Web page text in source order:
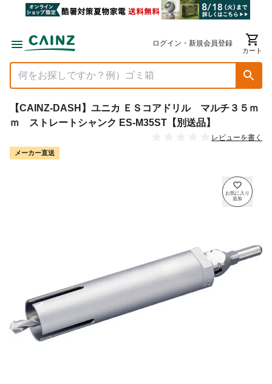
ログイン・新規会員登録
カート
【CAINZ-DASH】ユニカ ＥＳコアドリル マルチ３５ｍ
ｍ ストレートシャンク ES-M35ST【別送品】
レビューを書く
メーカー直送